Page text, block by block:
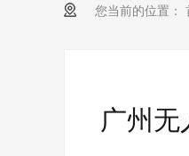
您当前的位置：
广州